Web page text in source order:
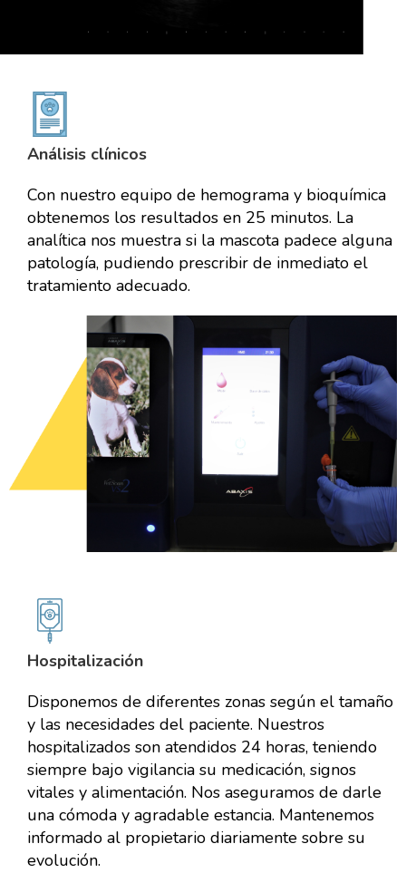
Análisis clínicos
Con nuestro equipo de hemograma y bioquímica
obtenemos los resultados en 25 minutos. La
analítica nos muestra si la mascota padece alguna
patología, pudiendo prescribir de inmediato el
tratamiento adecuado.
Hospitalización
Disponemos de diferentes zonas según el tamaño
y las necesidades del paciente. Nuestros
hospitalizados son atendidos 24 horas, teniendo
siempre bajo vigilancia su medicación, signos
vitales y alimentación. Nos aseguramos de darle
una cómoda y agradable estancia. Mantenemos
informado al propietario diariamente sobre su
evolución.